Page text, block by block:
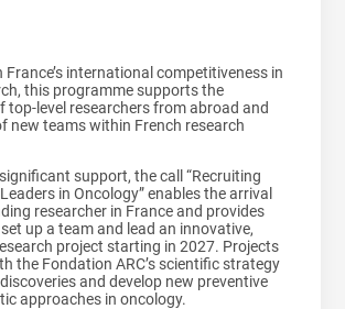
France’s international competitiveness in
this programme supports the
top-level researchers from abroad and
new teams within French research
support, the call “Recruiting
in Oncology” enables the arrival
researcher in France and provides
up a team and lead an innovative,
project starting in 2027. Projects
the Fondation ARC’s scientific strategy
and develop new preventive
approaches in oncology.